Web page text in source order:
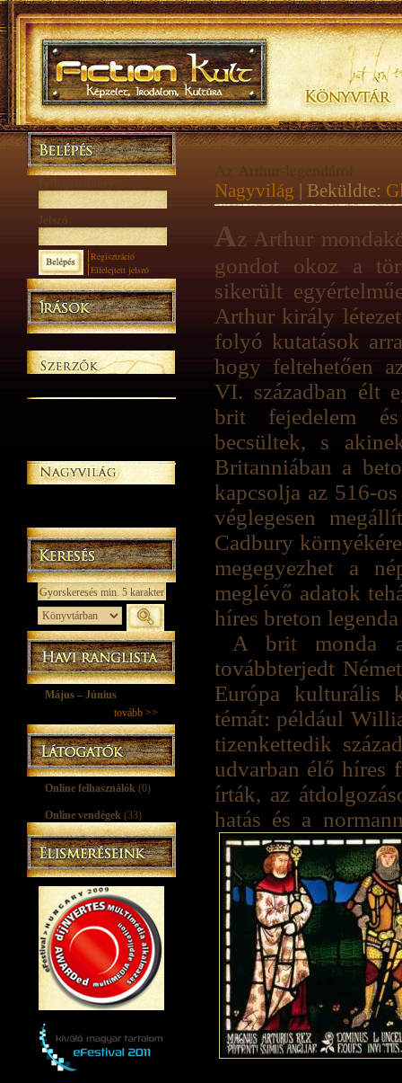
Jelszó:
Regisztráció
Elfelejtett jelszó
Május – Június
tovább >>
Online felhasználók (0)
Online vendégek (33)
Az Arthur-legendáról
Nagyvilág | Beküldte:
Az Arthur
gondot okoz a
sikerült
Arthur király
folyó kutatások
hogy feltehetően
VI. században élt
brit fejedelem
becsültek, s
Britanniában a
kapcsolja az 516-
véglegesen
Cadbury
megegyezhet a
meglévő adatok
híres breton
A brit monda
továbbterjedt
Európa kulturális
témát: például
tizenkettedik
udvarban élő híres
írták, az
hatás és a